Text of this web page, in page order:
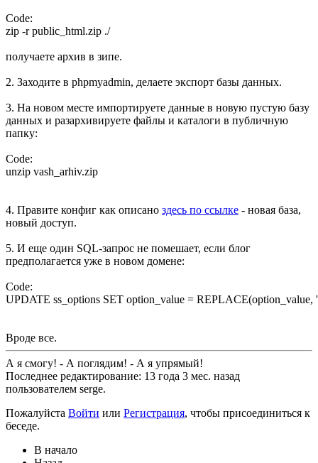
Code:
zip -r public_html.zip ./
получаете архив в зипе.
2. Заходите в phpmyadmin, делаете экспорт базы данных.
3. На новом месте импортируете данные в новую пустую базу
данных и разархивируете файлы и каталоги в публичную
папку:
Code:
unzip vash_arhiv.zip
4. Правите конфиг как описано здесь по ссылке - новая база,
новый доступ.
5. И еще один SQL-запрос не помешает, если блог
предполагается уже в новом домене:
Code:
UPDATE ss_options SET option_value =
Вроде все.
А я смогу! - А поглядим! - А я упрямый!
Последнее редактирование: 13 года 3 мес. назад
пользователем serge.
Пожалуйста Войти или Регистрация, чтобы присоединиться к
беседе.
В начало